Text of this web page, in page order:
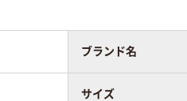
ブランド名
サイズ